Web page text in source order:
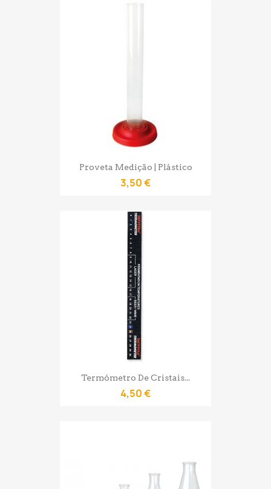
Proveta Medição | Plástico
3,50 €
Termómetro De Cristais...
4,50 €